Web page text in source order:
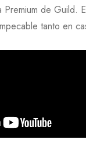
Premium de Guild.
tanto en